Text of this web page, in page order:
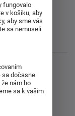
ďalšie
fungovalo
v košíku, aby
aby sme vás
sa nemuseli
sa dočasne
nám ho
sa k vašim